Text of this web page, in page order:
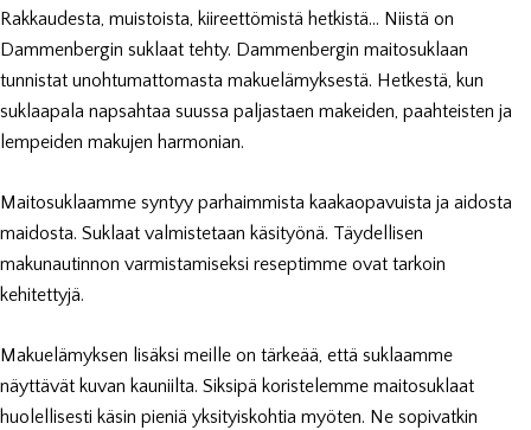
Rakkaudesta, muistoista, kiireettömistä hetkistä… Niistä on
Dammenbergin suklaat tehty. Dammenbergin maitosuklaan
tunnistat unohtumattomasta makuelämyksestä. Hetkestä, kun
suklaapala napsahtaa suussa paljastaen makeiden, paahteisten ja
lempeiden makujen harmonian.
Maitosuklaamme syntyy parhaimmista kaakaopavuista ja aidosta
maidosta. Suklaat valmistetaan käsityönä. Täydellisen
makunautinnon varmistamiseksi reseptimme ovat tarkoin
kehitettyjä.
Makuelämyksen lisäksi meille on tärkeää, että suklaamme
näyttävät kuvan kauniilta. Siksipä koristelemme maitosuklaat
huolellisesti käsin pieniä yksityiskohtia myöten. Ne sopivatkin